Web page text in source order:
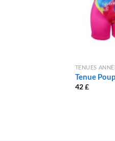
TENUES
Tenue
42£